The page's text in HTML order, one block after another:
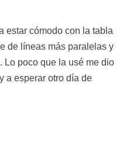
estar cómodo con la tabla
de líneas más paralelas y
Lo poco que la usé me dio
a esperar otro día de